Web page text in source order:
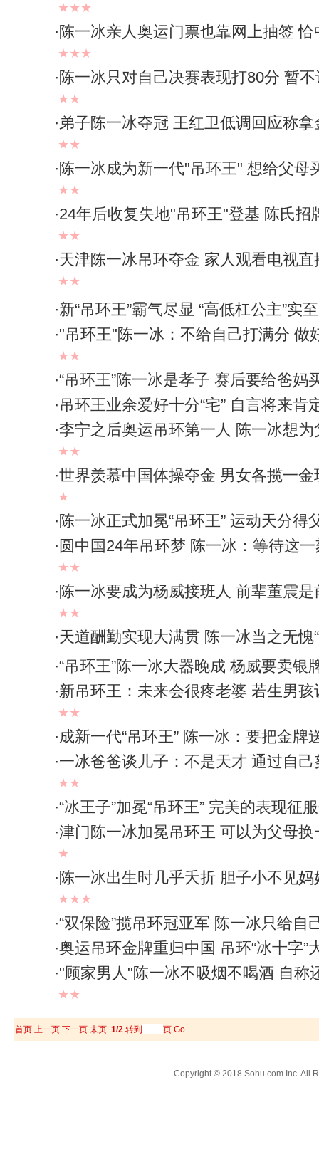
★★★
·陈一冰亲人奥运门票也靠网上抽签
★★★
·陈一冰只对自己决赛表现打80分 暂
★★
·弟子陈一冰夺冠 王红卫低调回应称
★★
·陈一冰成为新一代"吊环王" 想给父母
★★
·24年后收复失地"吊环王"登基 陈氏招
★★
·天津陈一冰吊环夺金 家人观看电视直
★★
·新“吊环王”霸气尽显 “高低杠公主”实
·"吊环王"陈一冰：不给自己打满分 做
★★
·“吊环王”陈一冰是孝子 赛后要给爸妈
·吊环王业余爱好十分“宅” 自言将来肯
·李宁之后奥运吊环第一人 陈一冰想为
★★
·世界羡慕中国体操夺金 男女各揽一金
★
·陈一冰正式加冕“吊环王” 运动天分得
· 圆中国24年吊环梦 陈一冰：等待这
★★
·陈一冰要成为杨威接班人 前辈董震
★★
·天道酬勤实现大满贯 陈一冰当之无愧
·“吊环王”陈一冰大器晚成 杨威要卖银
·新吊环王：未来会很疼老婆 若生男
★★
·成新一代“吊环王” 陈一冰：要把金牌
·一冰爸爸谈儿子：不是天才 通过自
★★
·“冰王子”加冕“吊环王” 完美的表现征
·津门陈一冰加冕吊环王 可以为父母换
★
·陈一冰出生时几乎夭折 胆子小不见
★★★
·“双保险”揽吊环冠亚军 陈一冰只给自
·奥运吊环金牌重归中国 吊环“冰十字”
·"顾家男人"陈一冰不吸烟不喝酒 自称
★★
首页 上一页 下一页 末页 1/2转到 页 Go
Copyright © 2018 Sohu.com Inc. All